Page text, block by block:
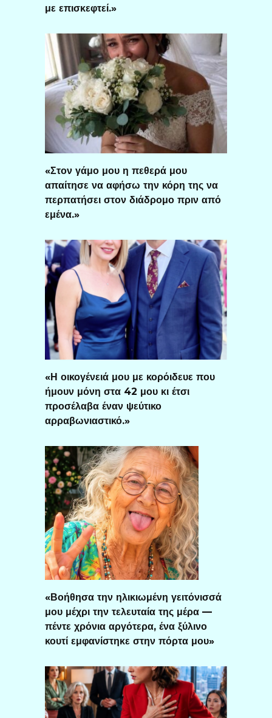
με επισκεφτεί.»
«Στον γάμο μου η πεθερά μου
απαίτησε να αφήσω την κόρη της να
περπατήσει στον διάδρομο πριν από
εμένα.»
«Η οικογένειά μου με κορόιδευε που
ήμουν μόνη στα 42 μου κι έτσι
προσέλαβα έναν ψεύτικο
αρραβωνιαστικό.»
«Βοήθησα την ηλικιωμένη γειτόνισσά
μου μέχρι την τελευταία της μέρα —
πέντε χρόνια αργότερα, ένα ξύλινο
κουτί εμφανίστηκε στην πόρτα μου»